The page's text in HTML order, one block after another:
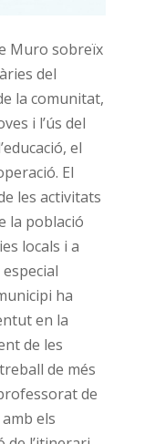
Muro sobreïx
del
la comunitat,
i l’ús del
el
El
les activitats
la població
locals i a
ha
en la
de les
de més
de
amb els